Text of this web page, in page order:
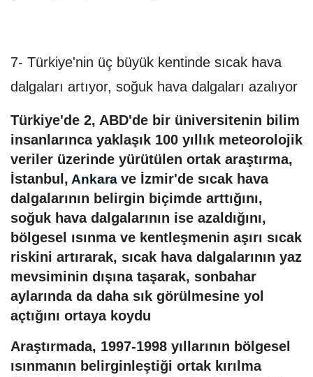
7- Türkiye'nin üç büyük kentinde sıcak hava
dalgaları artıyor, soğuk hava dalgaları azalıyor
Türkiye'de 2, ABD'de bir üniversitenin bilim
insanlarınca yaklaşık 100 yıllık meteorolojik
veriler üzerinde yürütülen ortak araştırma,
İstanbul, Ankara ve İzmir'de sıcak hava
dalgalarının belirgin biçimde arttığını,
soğuk hava dalgalarının ise azaldığını,
bölgesel ısınma ve kentleşmenin aşırı sıcak
riskini artırarak, sıcak hava dalgalarının yaz
mevsiminin dışına taşarak, sonbahar
aylarında da daha sık görülmesine yol
açtığını ortaya koydu
Araştırmada, 1997-1998 yıllarının bölgesel
ısınmanın belirginleştiği ortak kırılma